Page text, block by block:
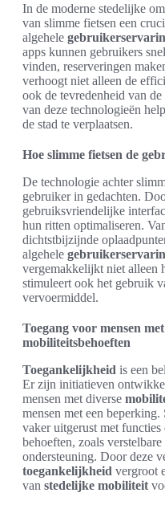
In de moderne stedelijke
van slimme fietsen een
algehele
apps kunnen gebruikers
vinden, reserveringen
verhoogt niet alleen de
ook de tevredenheid van
van deze technologieën
de stad te verplaatsen.
Hoe slimme fietsen de
De technologie achter
gebruiker in gedachten.
gebruiksvriendelijke
hun ritten optimaliseren.
dichtstbijzijnde
algehele
vergemakkelijkt niet alleen
stimuleert ook het gebruik
vervoermiddel.
Toegang voor mensen
mobiliteitsbehoeften
Toegankelijkheid is een
Er zijn initiatieven
mensen met diverse
mensen met een
vaker uitgerust met functies
behoeften, zoals
ondersteuning. Door deze
toegankelijkheid vergroot
van stedelijke mobiliteit